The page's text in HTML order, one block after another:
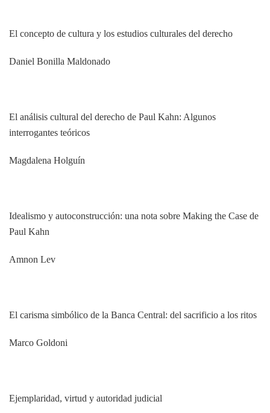
El concepto de cultura y los estudios culturales del derecho
Daniel Bonilla Maldonado
El análisis cultural del derecho de Paul Kahn: Algunos
interrogantes teóricos
Magdalena Holguín
Idealismo y autoconstrucción: una nota sobre Making the Case de
Paul Kahn
Amnon Lev
El carisma simbólico de la Banca Central: del sacrificio a los ritos
Marco Goldoni
Ejemplaridad, virtud y autoridad judicial